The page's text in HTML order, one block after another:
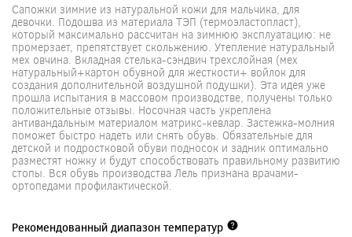
Сапожки зимние из натуральной кожи для мальчика, для
девочки. Подошва из материала ТЭП (термоэластопласт),
который максимально рассчитан на зимнюю эксплуатацию: не
промерзает, препятствует скольжению. Утепление натуральный
мех овчина. Вкладная стелька-сэндвич трехслойная (мех
натуральный+картон обувной для жесткости+ войлок для
создания дополнительной воздушной подушки). Эта идея уже
прошла испытания в массовом производстве, получены только
положительные отзывы. Носочная часть укреплена
антивандальным материалом матрикс-кевлар. Застежка-молния
поможет быстро надеть или снять обувь. Обязательные для
детской и подростковой обуви подносок и задник оптимально
разместят ножку и будут способствовать правильному развитию
стопы. Вся обувь производства Лель признана врачами-
ортопедами профилактической.
Рекомендованный диапазон температур